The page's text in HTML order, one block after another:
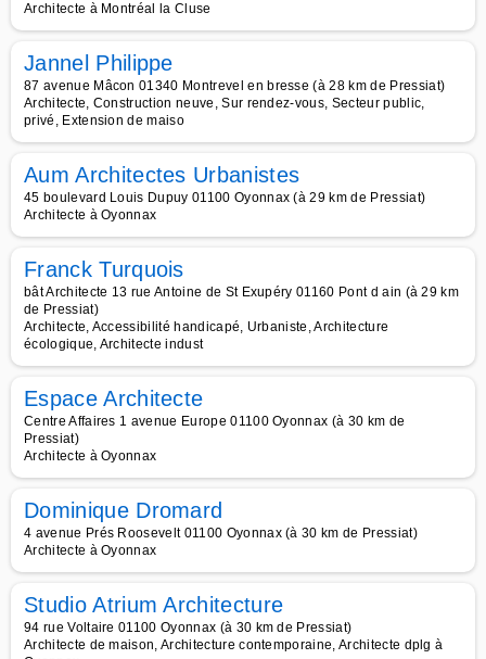
Architecte à Montréal la Cluse
Jannel Philippe
87 avenue Mâcon 01340 Montrevel en bresse (à 28 km de Pressiat)
Architecte, Construction neuve, Sur rendez-vous, Secteur public,
privé, Extension de maiso
Aum Architectes Urbanistes
45 boulevard Louis Dupuy 01100 Oyonnax (à 29 km de Pressiat)
Architecte à Oyonnax
Franck Turquois
bât Architecte 13 rue Antoine de St Exupéry 01160 Pont d ain (à 29 km
de Pressiat)
Architecte, Accessibilité handicapé, Urbaniste, Architecture
écologique, Architecte indust
Espace Architecte
Centre Affaires 1 avenue Europe 01100 Oyonnax (à 30 km de
Pressiat)
Architecte à Oyonnax
Dominique Dromard
4 avenue Prés Roosevelt 01100 Oyonnax (à 30 km de Pressiat)
Architecte à Oyonnax
Studio Atrium Architecture
94 rue Voltaire 01100 Oyonnax (à 30 km de Pressiat)
Architecte de maison, Architecture contemporaine, Architecte dplg à